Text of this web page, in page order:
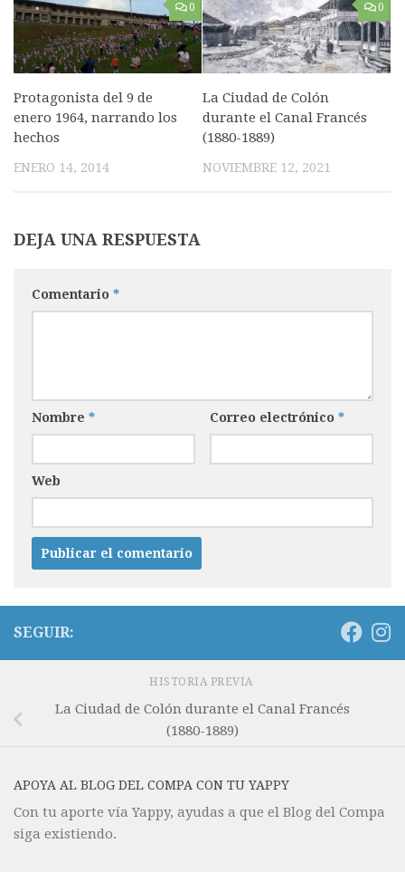
0
Protagonista del 9 de
enero 1964, narrando los
hechos
ENERO 14, 2014
0
La Ciudad de Colón
durante el Canal Francés
(1880-1889)
NOVIEMBRE 12, 2021
DEJA UNA RESPUESTA
Comentario *
Nombre * Correo electrónico *
Web
SEGUIR:
HISTORIA PREVIA
La Ciudad de Colón durante el Canal Francés
(1880-1889)
APOYA AL BLOG DEL COMPA CON TU YAPPY
Con tu aporte vía Yappy, ayudas a que el Blog del Compa
siga existiendo.